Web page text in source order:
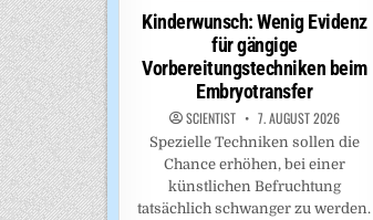
in
Kinderwunsch: Wenig Evidenz
für gängige
Vorbereitungstechniken beim
Embryotransfer
SCIENTIST 7. AUGUST 2026
Spezielle Techniken sollen die
Chance erhöhen, bei einer
künstlichen Befruchtung
tatsächlich schwanger zu werden.